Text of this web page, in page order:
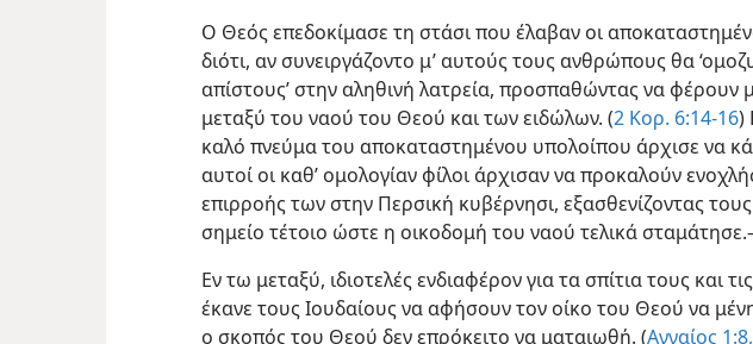
Ο Θεός επεδοκίμασε τη στάσι που έλαβαν οι
διότι, αν συνειργάζοντο μ’ αυτούς τους ανθρώπους θα
απίστους’ στην αληθινή λατρεία, προσπαθώντας να φέρουν
μεταξύ του ναού του Θεού και των ειδώλων. (2 Κορ. 6:14-16)
καλό πνεύμα του αποκαταστημένου υπολοίπου άρχισε να
αυτοί οι καθ’ ομολογίαν φίλοι άρχισαν να προκαλούν
επιρροής των στην Περσική κυβέρνησι, εξασθενίζοντας
σημείο τέτοιο ώστε η οικοδομή του ναού τελικά
Εν τω μεταξύ, ιδιοτελές ενδιαφέρον για τα σπίτια τους και
έκανε τους Ιουδαίους να αφήσουν τον οίκο του Θεού να
ο σκοπός του Θεού δεν επρόκειτο να ματαιωθή. (Αγγαίος